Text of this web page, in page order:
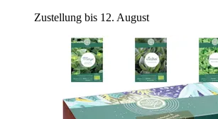
Zustellung bis 12. August